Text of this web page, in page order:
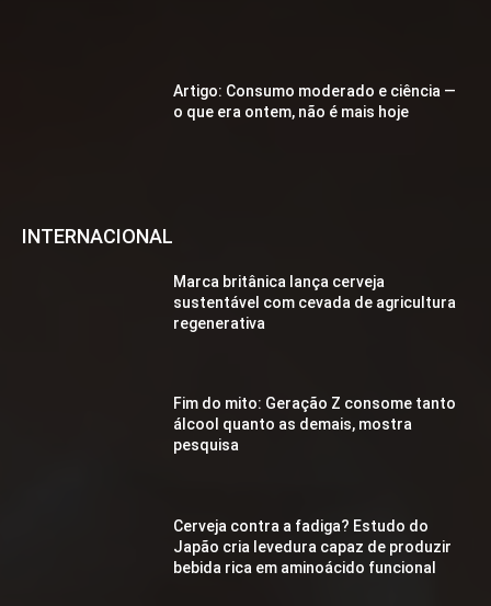
Artigo: Consumo moderado e ciência —
o que era ontem, não é mais hoje
INTERNACIONAL
Marca britânica lança cerveja
sustentável com cevada de agricultura
regenerativa
Fim do mito: Geração Z consome tanto
álcool quanto as demais, mostra
pesquisa
Cerveja contra a fadiga? Estudo do
Japão cria levedura capaz de produzir
bebida rica em aminoácido funcional